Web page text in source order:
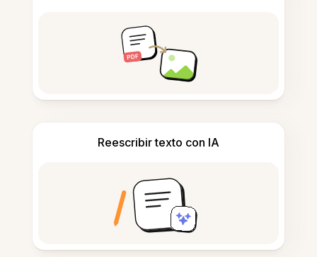
Reescribir texto con IA